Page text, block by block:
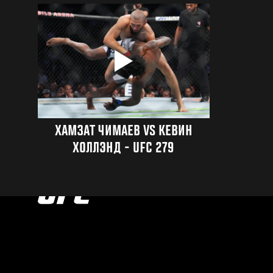
ХАМЗАТ ЧИМАЕВ VS КЕВИН
ХОЛЛЭНД - UFC 279